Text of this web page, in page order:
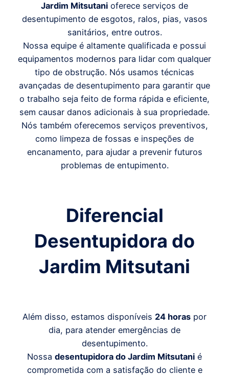
Jardim Mitsutani oferece serviços de
desentupimento de esgotos, ralos, pias, vasos
sanitários, entre outros.
Nossa equipe é altamente qualificada e possui
equipamentos modernos para lidar com qualquer
tipo de obstrução. Nós usamos técnicas
avançadas de desentupimento para garantir que
o trabalho seja feito de forma rápida e eficiente,
sem causar danos adicionais à sua propriedade.
Nós também oferecemos serviços preventivos,
como limpeza de fossas e inspeções de
encanamento, para ajudar a prevenir futuros
problemas de entupimento.
Diferencial
Desentupidora do
Jardim Mitsutani
Além disso, estamos disponíveis 24 horas por
dia, para atender emergências de
desentupimento.
Nossa desentupidora do Jardim Mitsutani é
comprometida com a satisfação do cliente e